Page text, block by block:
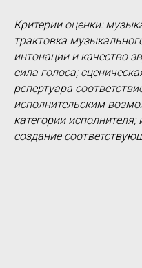
Критерии оценки:
трактовка
интонации и качество
сила голоса;
репертуара
исполнительским
категории исполнителя;
создание